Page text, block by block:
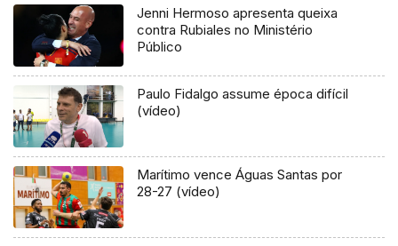
Jenni Hermoso apresenta queixa
contra Rubiales no Ministério
Público
Paulo Fidalgo assume época difícil
(vídeo)
Marítimo vence Águas Santas por
28-27 (vídeo)